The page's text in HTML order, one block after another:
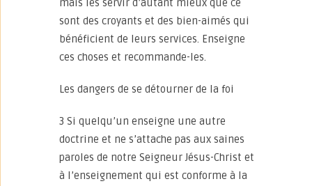
mais les servir d’autant mieux que ce
sont des croyants et des bien-aimés qui
bénéficient de leurs services. Enseigne
ces choses et recommande-les.
Les dangers de se détourner de la foi
3 Si quelqu’un enseigne une autre
doctrine et ne s’attache pas aux saines
paroles de notre Seigneur Jésus-Christ et
à l’enseignement qui est conforme à la